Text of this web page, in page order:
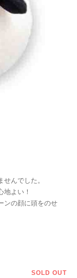
んでした。
よい！
ンの顔に頭をのせ
SOLD OUT